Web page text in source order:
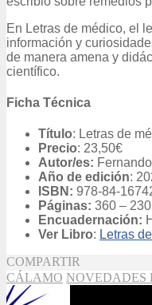
En Letras de médico, el
información y
de manera amena y
científico.
Ficha Técnica
Título: Letras de
Precio: 23,50€
Autor/es:
Año de edición:
ISBN: 978-84-
Páginas: 360 –
Encuadernación:
Ver Libro: Letras
COMPARTIR
CÁLAMO NOVEDADES